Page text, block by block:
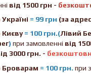
від 1500 грн -
= 99 грн (за
Києву= 100 грн.(Лівий
) при замовленні від
3000 грн. -
Броварам = 100 грн. при